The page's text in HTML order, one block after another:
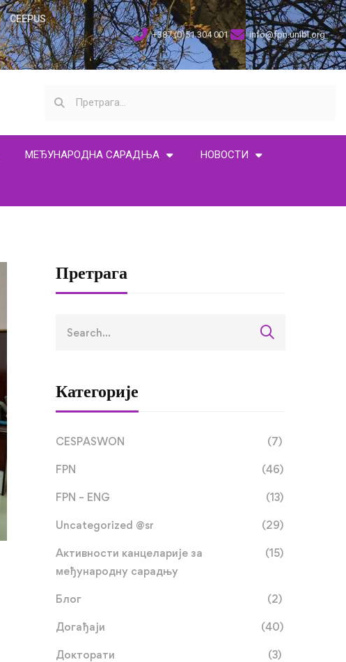
CEEPUS
+387 (0)51 304 001 info@fpn.unibl.org
МЕЂУНАРОДНА САРАДЊА НОВОСТИ
Претрага
Категорије
CESPASWON (7)
FPN (46)
FPN – ENG (13)
Uncategorized @sr (29)
Активности канцеларије за
међународну сарадњу
(15)
Блог (2)
Догађаји (40)
Докторати (3)